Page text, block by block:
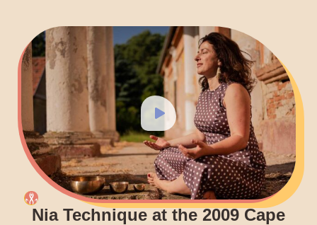
Nia Technique at the 2009 Cape